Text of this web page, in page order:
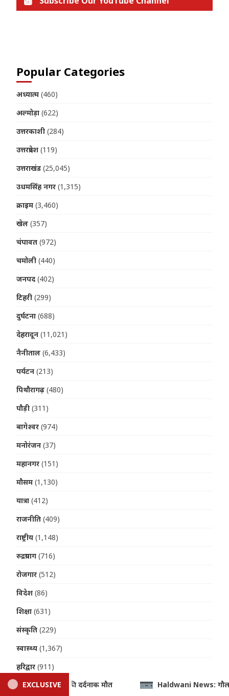
Popular Categories
अध्यात्म (460)
अल्मोड़ा (622)
उत्तरकाशी (284)
उत्तरप्रदेश (119)
उत्तराखंड (25,045)
उधमसिंह नगर (1,315)
क्राइम (3,460)
खेल (357)
चंपावत (972)
चमोली (440)
जनपद (402)
टिहरी (299)
दुर्घटना (688)
देहरादून (11,021)
नैनीताल (6,433)
पर्यटन (213)
पिथौरागढ़ (480)
पौड़ी (311)
बागेश्वर (974)
मनोरंजन (37)
महानगर (151)
मौसम (1,130)
यात्रा (412)
राजनीति (409)
राष्ट्रीय (1,148)
रुद्रप्रयाग (716)
रोजगार (512)
विदेश (86)
शिक्षा (631)
संस्कृति (229)
स्वास्थ्य (1,367)
हरिद्वार (911)
EXCLUSIVE
News: गौला नदी में डूबने से 15 वर्षीय किशोर की मौत, नहाने के दौरान हुआ